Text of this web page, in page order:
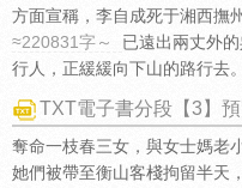
方面宣稱，李自成死于湘西撫
≈220831字～
已遠出兩丈外
行人，正緩緩向下山的路行去。
TXT電子書分段【3】
奪命一枝春三女，與女士媽老
她們被帶至衡山客棧拘留半天